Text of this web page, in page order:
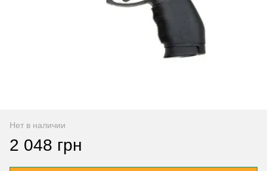
Нет в наличии
2 048 грн